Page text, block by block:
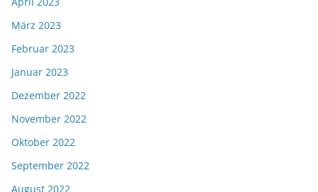
März 2023
Februar 2023
Januar 2023
Dezember 2022
November 2022
Oktober 2022
September 2022
August 2022